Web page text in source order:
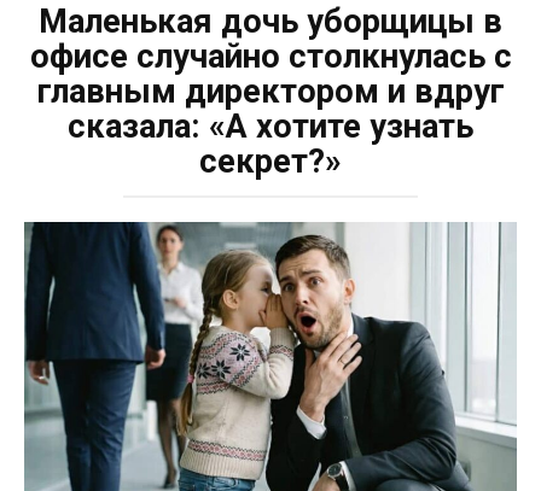
Маленькая дочь уборщицы в
офисе случайно столкнулась с
главным директором и вдруг
сказала: «А хотите узнать
секрет?»